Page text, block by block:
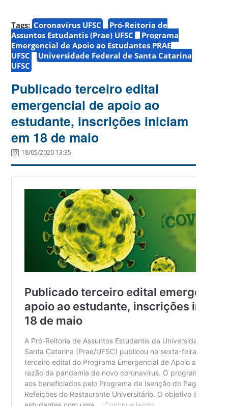
Tags: Coronavírus UFSC
Pró-Reitoria de
Assuntos Estudantis (Prae) UFSC
Programa
Emergencial de Apoio ao Estudantes PRAE
UFSC
Universidade Federal de Santa Catarina
UFSC
Publicado terceiro edital
emergencial de apoio ao
estudante, inscrições iniciam
em 18 de maio
18/05/2020 13:35